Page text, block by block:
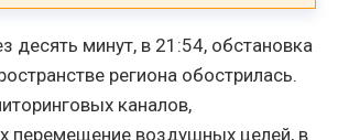
десять минут, в 21:54, обстановка
региона обострилась.
каналов,
перемещение воздушных целей, в